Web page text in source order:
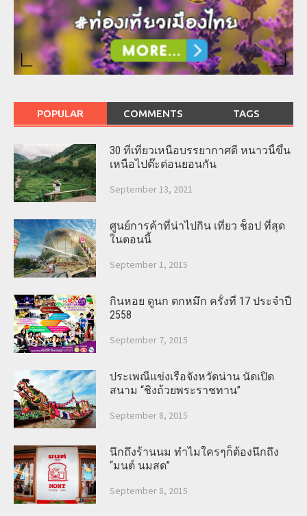
POPULAR COMMENTS TAGS
30 ที่เที่ยวเหนือบรรยากาศดี หนาวนี้ขึ้น
เหนือไปต๊ะต่อนยอนกัน
September 13, 2021
ศูนย์การค้าที่น่าไปกิน เที่ยว ช็อป ที่สุด
ในตอนนี้
September 1, 2015
กินหอย ดูนก ตกหมึก ครั้งที่ 17 ประจำปี
2558
September 7, 2015
ประเพณีแข่งเรือจังหวัดน่าน นัดเปิด
สนาม “ชิงถ้วยพระราชทาน”
September 8, 2015
นึกถึงร้านนม ทำไมใครๆก็ต้องนึกถึง
“มนต์ นมสด”
September 8, 2015